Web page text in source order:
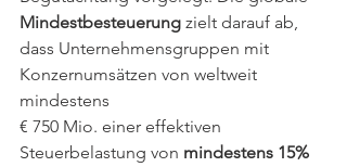
Mindestbesteuerung zielt darauf ab,
dass Unternehmensgruppen mit
Konzernumsätzen von weltweit
mindestens
€ 750 Mio. einer effektiven
Steuerbelastung von mindestens 15%